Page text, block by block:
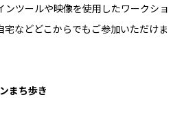
ツールや映像を使用したワークショ
宅などどこからでもご参加いただけま
まち歩き